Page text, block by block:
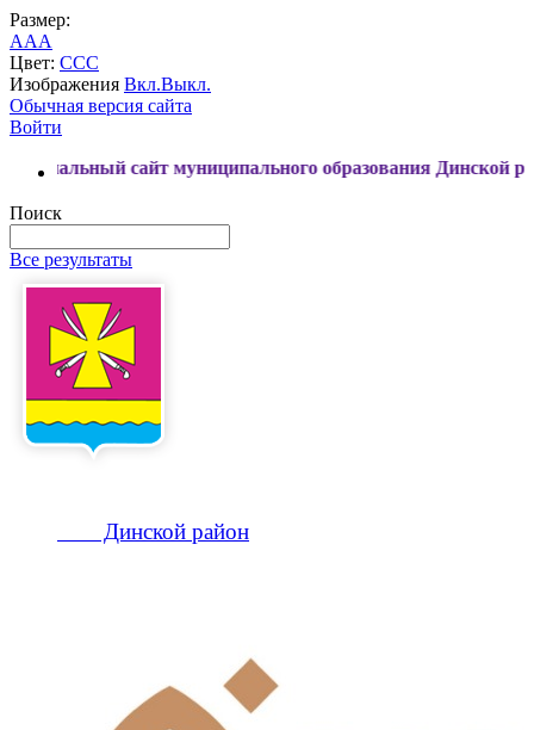
Размер:
AAA
Цвет: CCC
Изображения Вкл.Выкл.
Обычная версия сайта
Войти
муниципального образования Динской район
Поиск
Все результаты
Динской район